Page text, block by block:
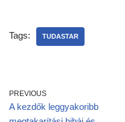
Tags: TUDASTAR
PREVIOUS
A kezdők leggyakoribb